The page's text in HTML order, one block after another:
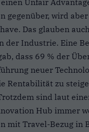
Unfair
gegenüber, wird
Das glauben
der Industrie. Eine
dass 69 % der
neuer
Rentabilität zu
sind laut
Hub immer
mit Travel-Bezug in